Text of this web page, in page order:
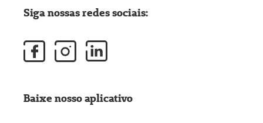
Siga nossas redes sociais:
Baixe nosso aplicativo